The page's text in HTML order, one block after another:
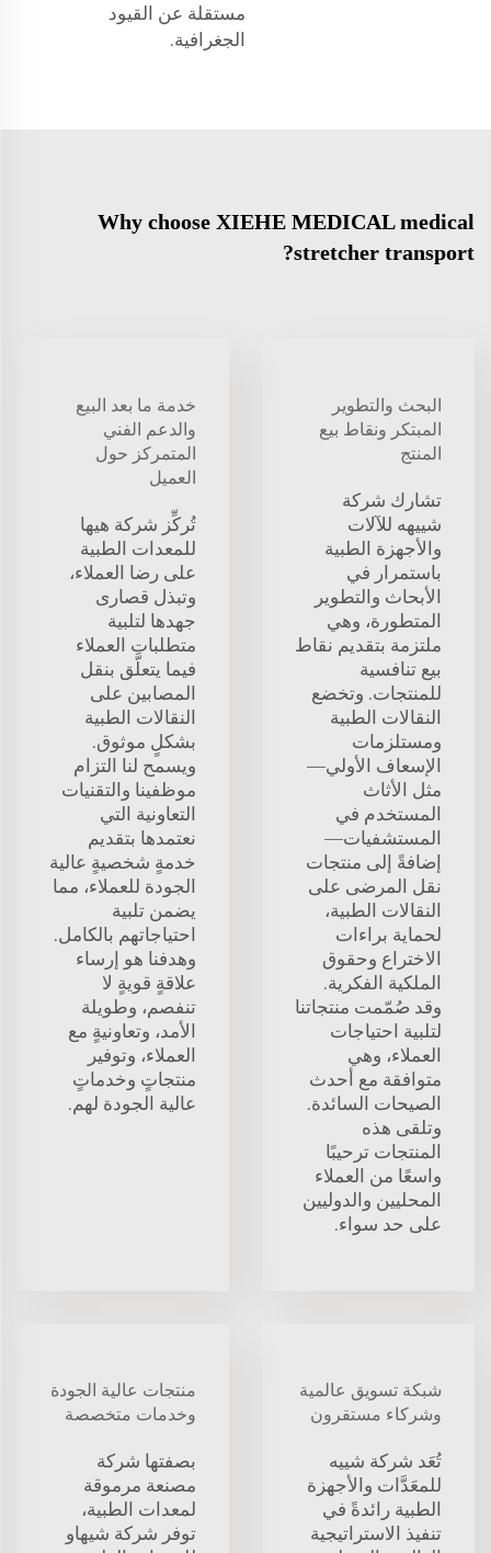
مستقلة عن القيود
الجغرافية.
Why choose XIEHE MEDICAL medical
stretcher transport?
البحث والتطوير
المبتكر ونقاط بيع
المنتج
تشارك شركة
شييهه للآلات
والأجهزة الطبية
باستمرار في
الأبحاث والتطوير
المتطورة، وهي
ملتزمة بتقديم نقاط
بيع تنافسية
للمنتجات. وتخضع
النقالات الطبية
ومستلزمات
الإسعاف الأولي—
مثل الأثاث
المستخدم في
المستشفيات—
إضافةً إلى منتجات
نقل المرضى على
النقالات الطبية،
لحماية براءات
الاختراع وحقوق
الملكية الفكرية.
وقد صُمّمت منتجاتنا
لتلبية احتياجات
العملاء، وهي
متوافقة مع أحدث
الصيحات السائدة.
وتلقى هذه
المنتجات ترحيبًا
واسعًا من العملاء
المحليين والدوليين
على حد سواء.
خدمة ما بعد البيع
والدعم الفني
المتمركز حول
العميل
تُركِّز شركة هيها
للمعدات الطبية
على رضا العملاء،
وتبذل قصارى
جهدها لتلبية
متطلبات العملاء
فيما يتعلَّق بنقل
المصابين على
النقالات الطبية
بشكلٍ موثوق.
ويسمح لنا التزام
موظفينا والتقنيات
التعاونية التي
نعتمدها بتقديم
خدمةٍ شخصيةٍ عالية
الجودة للعملاء، مما
يضمن تلبية
احتياجاتهم بالكامل.
وهدفنا هو إرساء
علاقةٍ قويةٍ لا
تنفصم، وطويلة
الأمد، وتعاونيةٍ مع
العملاء، وتوفير
منتجاتٍ وخدماتٍ
عالية الجودة لهم.
شبكة تسويق عالمية
وشركاء مستقرون
تُعَد شركة شييه
للمعَدَّات والأجهزة
الطبية رائدةً في
تنفيذ الاستراتيجية
منتجات عالية الجودة
وخدمات متخصصة
بصفتها شركة
مصنعة مرموقة
لمعدات الطبية،
توفر شركة شيهاو